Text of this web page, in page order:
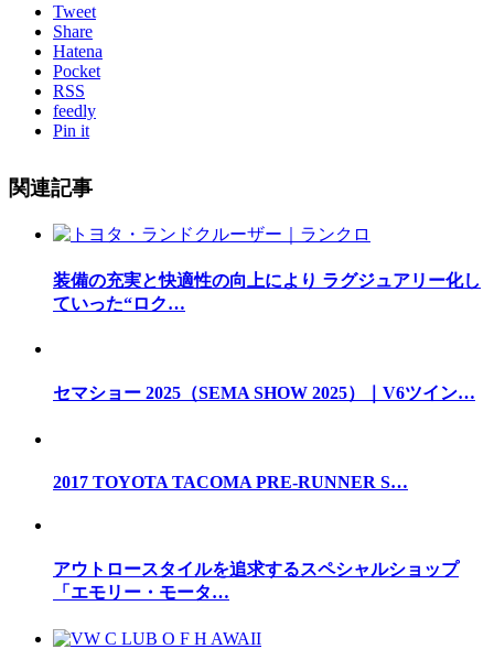
Tweet
Share
Hatena
Pocket
RSS
feedly
Pin it
関連記事
装備の充実と快適性の向上により ラグジュアリー化し
ていった“ロク…
セマショー 2025（SEMA SHOW 2025）｜V6ツイン…
2017 TOYOTA TACOMA PRE-RUNNER S…
アウトロースタイルを追求するスペシャルショップ
「エモリー・モータ…